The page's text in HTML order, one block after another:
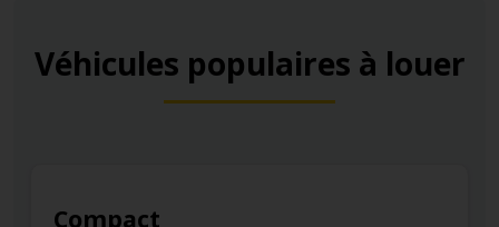
Véhicules populaires à louer
Compact